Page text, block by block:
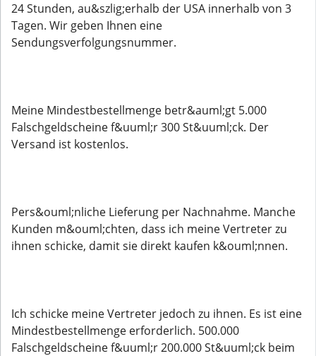
24 Stunden, au&szlig;erhalb der USA innerhalb von 3
Tagen. Wir geben Ihnen eine
Sendungsverfolgungsnummer.
Meine Mindestbestellmenge betr&auml;gt 5.000
Falschgeldscheine f&uuml;r 300 St&uuml;ck. Der
Versand ist kostenlos.
Pers&ouml;nliche Lieferung per Nachnahme. Manche
Kunden m&ouml;chten, dass ich meine Vertreter zu
ihnen schicke, damit sie direkt kaufen k&ouml;nnen.
Ich schicke meine Vertreter jedoch zu ihnen. Es ist eine
Mindestbestellmenge erforderlich. 500.000
Falschgeldscheine f&uuml;r 200.000 St&uuml;ck beim